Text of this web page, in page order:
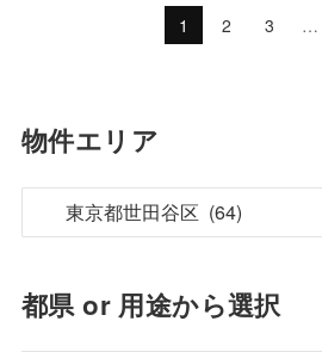
1 2 3 …
物件エリア
都県 or 用途から選択